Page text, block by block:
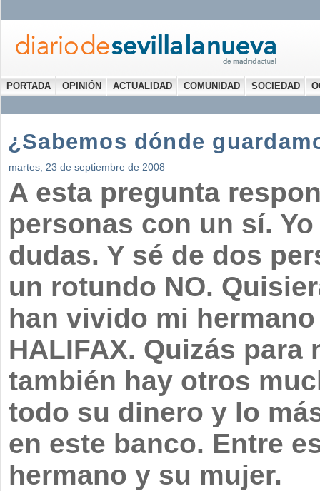
PORTADA OPINIÓN ACTUALIDAD COMUNIDAD SOCIEDAD
¿Sabemos dónde
martes, 23 de septiembre de 2008
A esta pregunta
personas con un sí.
dudas. Y sé de dos
un rotundo NO.
han vivido mi
HALIFAX. Quizás
también hay otros
todo su dinero y lo
en este banco. Entre
hermano y su mujer.